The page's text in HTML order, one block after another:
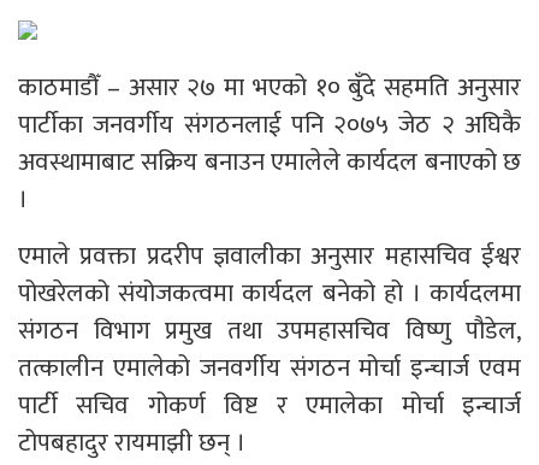
काठमाडौँ – असार २७ मा भएको १० बुँदे सहमति अनुसार
पार्टीका जनवर्गीय संगठनलाई पनि २०७५ जेठ २ अघिकै
अवस्थामाबाट सक्रिय बनाउन एमालेले कार्यदल बनाएको छ
।
एमाले प्रवक्ता प्रदरीप ज्ञवालीका अनुसार महासचिव ईश्वर
पोखरेलको संयोजकत्वमा कार्यदल बनेको हो । कार्यदलमा
संगठन विभाग प्रमुख तथा उपमहासचिव विष्णु पौडेल,
तत्कालीन एमालेको जनवर्गीय संगठन मोर्चा इन्चार्ज एवम
पार्टी सचिव गोकर्ण विष्ट र एमालेका मोर्चा इन्चार्ज
टोपबहादुर रायमाझी छन् ।